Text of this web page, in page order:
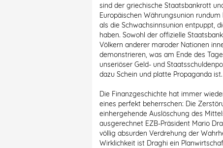
sind der griechische Staatsbankrott
Europäischen Währungsunion
als die Schwachsinnsunion entpuppt,
haben. Sowohl der offizielle
Völkern anderer maroder Nationen
demonstrieren, was am Ende des
unseriöser Geld- und
dazu Schein und platte Propaganda ist.
Die Finanzgeschichte hat immer
eines perfekt beherrschen: Die
einhergehende Auslöschung des
ausgerechnet EZB-Präsident Mario
völlig absurden Verdrehung der
Wirklichkeit ist Draghi ein